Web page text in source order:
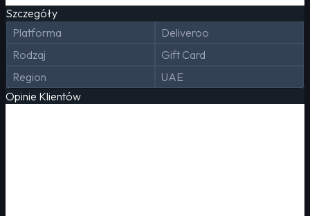
Szczegóły
Platforma
Deliveroo
Rodzaj
Gift Card
Region
UAE
Opinie Klientów